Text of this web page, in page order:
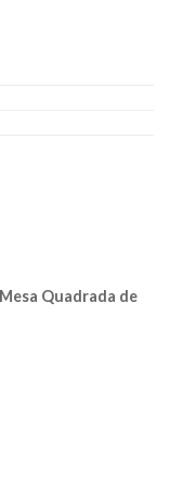
Mesa Quadrada de